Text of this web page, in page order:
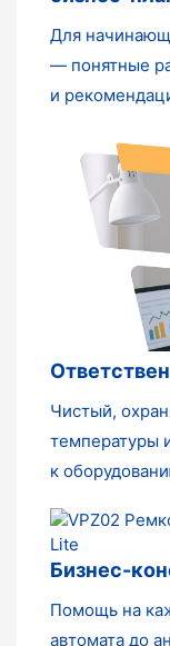
Для
— понятные
и
Чистый,
температуры
к
Бизнес-
Помощь на
автомата до